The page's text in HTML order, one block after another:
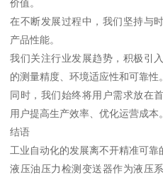
价值。
在不断发展过程中，我们坚持与
产品性能。
我们关注行业发展趋势，积极引
的测量精度、环境适应性和可靠性。
同时，我们始终将用户需求放在
用户提高生产效率、优化运营成本。
结语
工业自动化的发展离不开精准可靠
液压油压力检测变送器作为液压